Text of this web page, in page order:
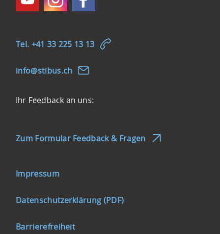
Tel. +41 33 225 13 13
nf st b s ch
Feedback-
Ihr Feedback an uns:
Zum Formular Feedback & Fragen
zum
Impressum
Datenschutzerklärung (PDF)
Barrierefreiheit